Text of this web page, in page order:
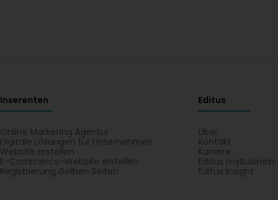
Inserenten
Online Marketing Agentur
Digitale Lösungen für Unternehmen
Website erstellen
E-Commerce-Website erstellen
Registrierung Gelben Seiten
Editus
Über
Kontakt
Karriere
Editus myBusiness
Editus Insight